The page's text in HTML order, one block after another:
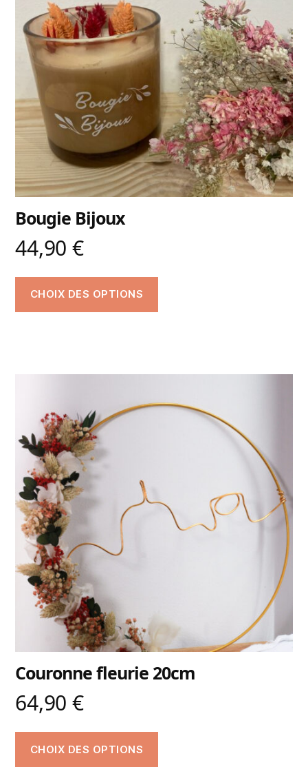
Bougie Bijoux
44,90 €
CHOIX DES OPTIONS
Couronne fleurie 20cm
64,90 €
CHOIX DES OPTIONS